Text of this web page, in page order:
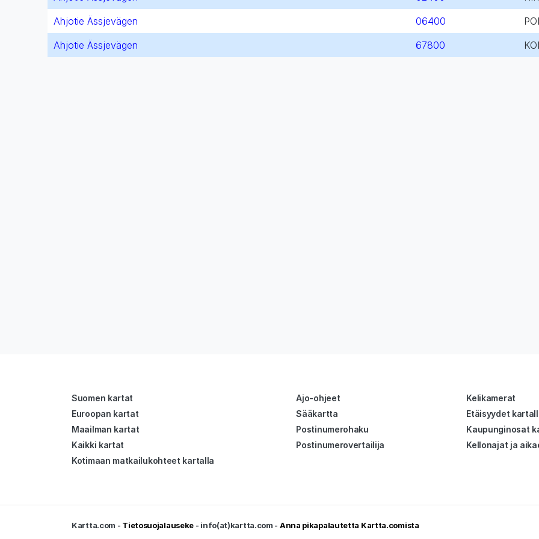
Ahjotie Ässjevägen
06400
Ahjotie Ässjevägen
67800
Suomen kartat
Euroopan kartat
Maailman kartat
Kaikki kartat
Kotimaan matkailukohteet kartalla
Ajo-ohjeet
Sääkartta
Postinumerohaku
Postinumerovertailija
Kelikamerat
Etäisyydet
Kaupunginosat
Kellonajat ja
Kartta.com - Tietosuojalauseke - info(at)kartta.com - Anna pikapalautetta Kartta.comista